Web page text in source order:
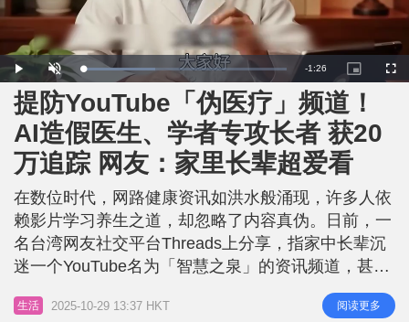
P
l
a
y
U
n
m
u
t
e
L
o
d
:
3
5
.
5
R
e
m
a
i
n
n
-1:26
P
i
e
-
c
t
r
e
F
u
提防YouTube「伪医疗」频道！
AI造假医生、学者专攻长者 获20
万追踪 网友：家里长辈超爱看
在数位时代，网路健康资讯如洪水般涌现，许多人依
赖影片学习养生之道，却忽略了内容真伪。日前，一
名台湾网友社交平台Threads上分享，指家中长辈沉
迷一个YouTube名为「智慧之泉」的资讯频道，甚至
认真笔记内容，当中的影片均使用AI生成假访谈，假
冒医生与学者讨论中老年健康议题，频道拥有逾20万
生活 2025-10-29 13:37 HKT 阅读更多